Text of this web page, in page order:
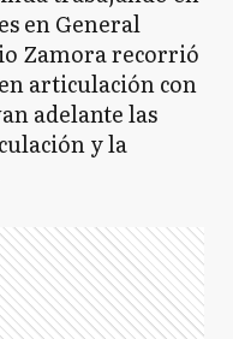
en General
Zamora recorrió
articulación con
adelante las
y la